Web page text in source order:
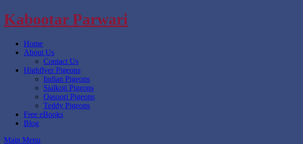
Skip
to
Kabootar Parwari
Home
About Us
Contact Us
Highflyer Pigeons
Indian Pigeons
Sialkoti Pigeons
Qasoori Pigeons
Teddy Pigeons
Free eBooks
Blog
Main Menu